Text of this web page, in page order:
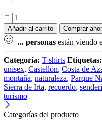
Añadir al carrito Comprar
... personas están viendo
Categoría: T-shirts Etiquetas:
unisex, Castellón, Costa de
montaña, naturaleza, Parque
Sierra de Irta, recuerdo,
turismo
Categorías del producto